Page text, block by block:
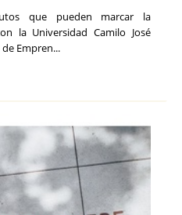
que pueden marcar la
la Universidad Camilo José
Empren...